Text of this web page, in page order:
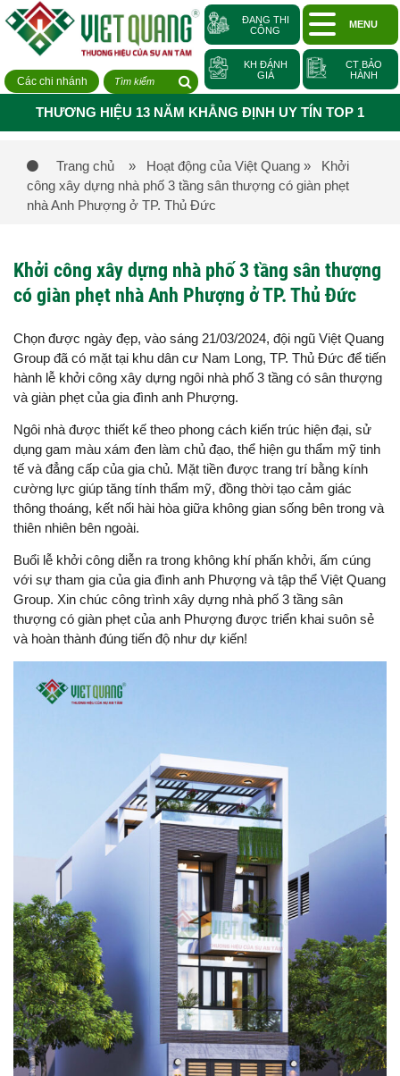
Các chi nhánh
ĐANG THI
CÔNG
MENU
KH ĐÁNH
GIÁ
CT BẢO
HÀNH
THƯƠNG HIỆU 13 NĂM KHẲNG ĐỊNH UY TÍN TOP 1
Trang chủ » Hoạt động của Việt Quang » Khởi
công xây dựng nhà phố 3 tầng sân thượng có giàn phẹt
nhà Anh Phượng ở TP. Thủ Đức
Khởi công xây dựng nhà phố 3 tầng sân thượng
có giàn phẹt nhà Anh Phượng ở TP. Thủ Đức
Chọn được ngày đẹp, vào sáng 21/03/2024, đội ngũ Việt Quang
Group đã có mặt tại khu dân cư Nam Long, TP. Thủ Đức để tiến
hành lễ khởi công xây dựng ngôi nhà phố 3 tầng có sân thượng
và giàn phẹt của gia đình anh Phượng.
Ngôi nhà được thiết kế theo phong cách kiến trúc hiện đại, sử
dụng gam màu xám đen làm chủ đạo, thể hiện gu thẩm mỹ tinh
tế và đẳng cấp của gia chủ. Mặt tiền được trang trí bằng kính
cường lực giúp tăng tính thẩm mỹ, đồng thời tạo cảm giác
thông thoáng, kết nối hài hòa giữa không gian sống bên trong và
thiên nhiên bên ngoài.
Buổi lễ khởi công diễn ra trong không khí phấn khởi, ấm cúng
với sự tham gia của gia đình anh Phượng và tập thể Việt Quang
Group. Xin chúc công trình xây dựng nhà phố 3 tầng sân
thượng có giàn phẹt của anh Phượng được triển khai suôn sẻ
và hoàn thành đúng tiến độ như dự kiến!